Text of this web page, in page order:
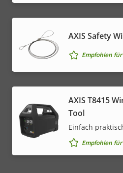
AXIS Safety
Empfohlen
AXIS T8415
Tool
Einfach
Empfohlen